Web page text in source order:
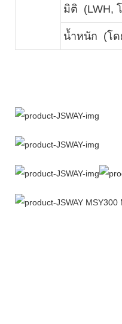
มิติ (LWH,
น้ำหนัก (โด